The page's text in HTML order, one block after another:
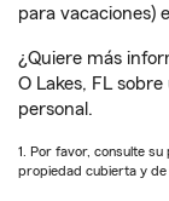
para vacaciones)
¿Quiere más
O Lakes, FL
personal.
1. Por favor, consulte
propiedad cubierta y